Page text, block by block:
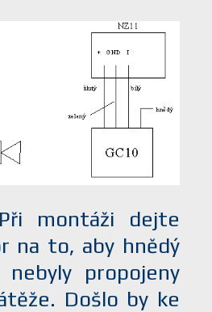
montáži dejte
na to, aby hnědý
propojeny
Došlo by ke